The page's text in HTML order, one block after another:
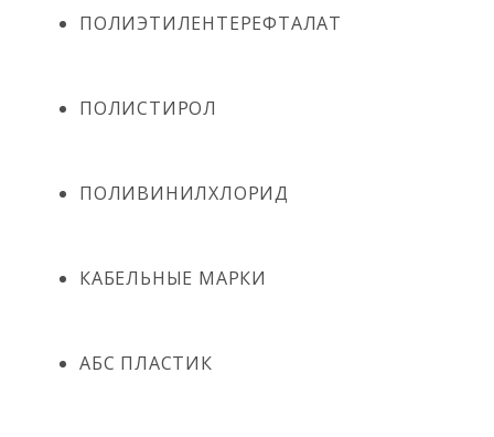
ПОЛИЭТИЛЕНТЕРЕФТАЛАТ
ПОЛИСТИРОЛ
ПОЛИВИНИЛХЛОРИД
КАБЕЛЬНЫЕ МАРКИ
АБС ПЛАСТИК